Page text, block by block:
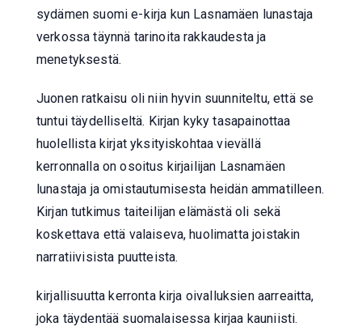
sydämen suomi e-kirja kun Lasnamäen lunastaja
verkossa täynnä tarinoita rakkaudesta ja
menetyksestä.
Juonen ratkaisu oli niin hyvin suunniteltu, että se
tuntui täydelliseltä. Kirjan kyky tasapainottaa
huolellista kirjat yksityiskohtaa vievällä
kerronnalla on osoitus kirjailijan Lasnamäen
lunastaja ja omistautumisesta heidän ammatilleen.
Kirjan tutkimus taiteilijan elämästä oli sekä
koskettava että valaiseva, huolimatta joistakin
narratiivisista puutteista.
kirjallisuutta kerronta kirja oivalluksien aarreaitta,
joka täydentää suomalaisessa kirjaa kauniisti.